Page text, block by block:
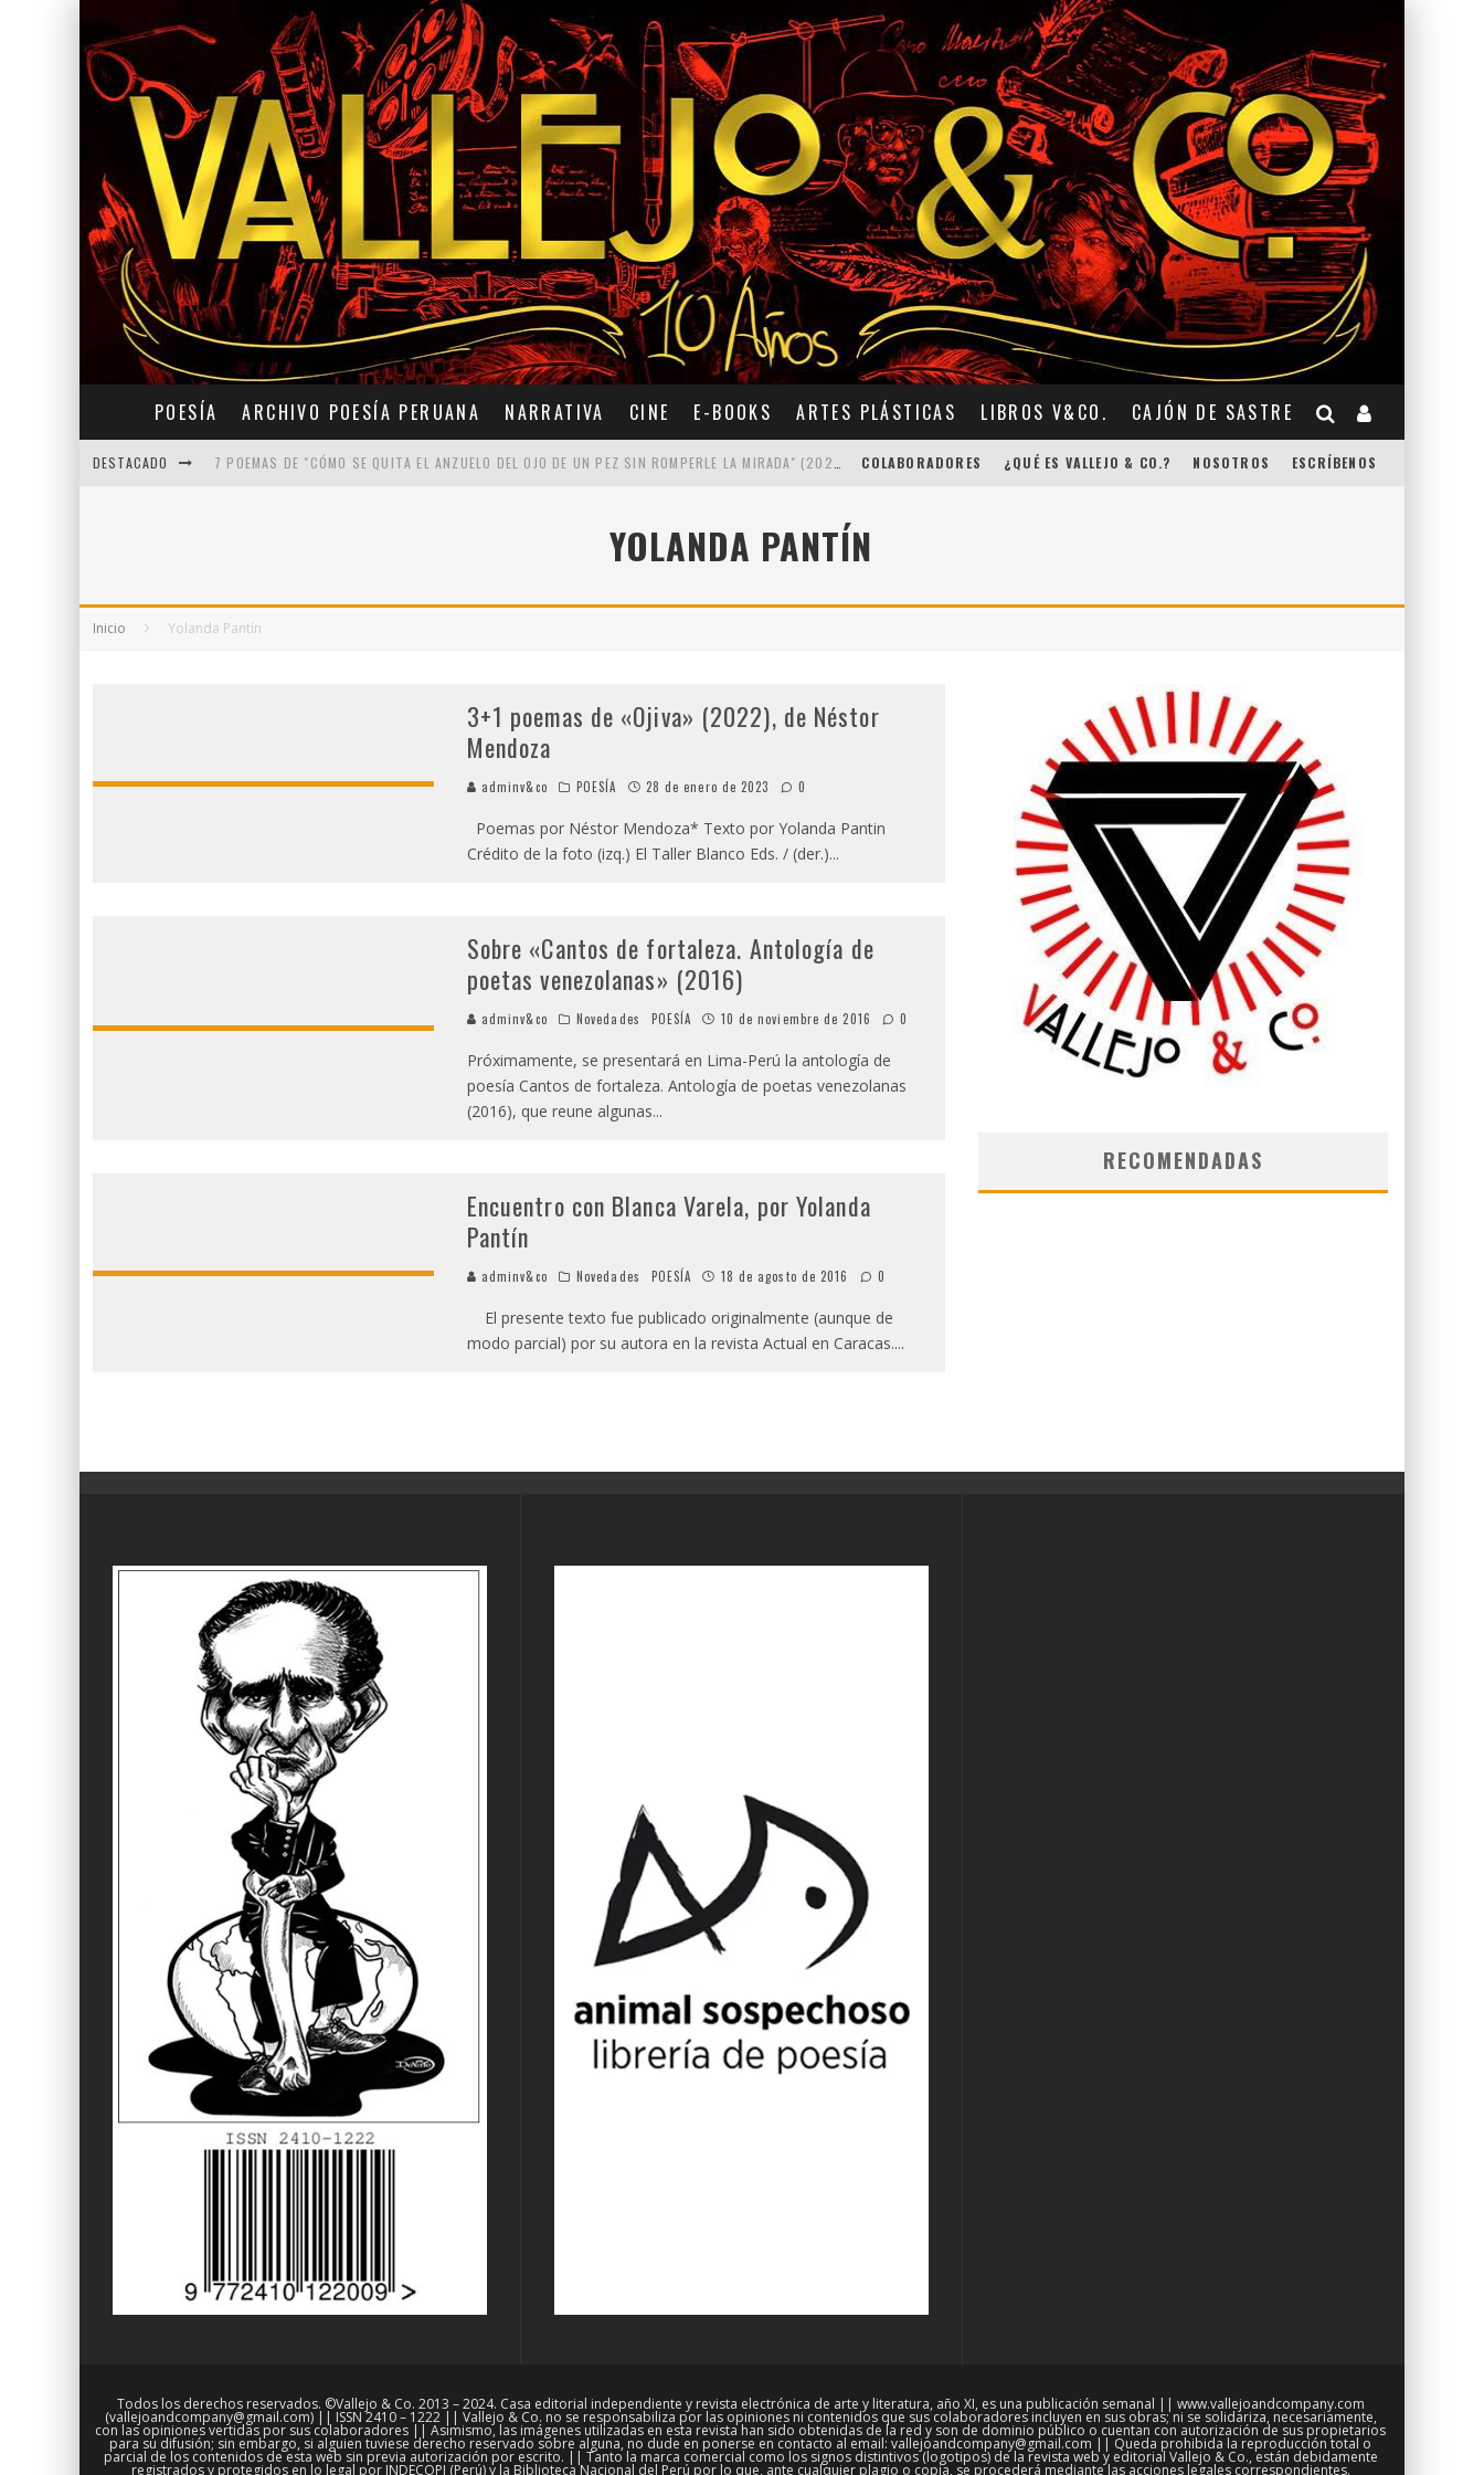
POESÍA ARCHIVO POESÍA PERUANA NARRATIVA CINE E-BOOKS ARTES PLÁSTICAS LIBROS V&CO. CAJÓN DE SASTRE
DESTACADO COLABORADORES ¿QUÉ ES VALLEJO & CO.? NOSOTROS ESCRÍBENOS
YOLANDA PANTÍN
Inicio Yolanda Pantín
3+1 poemas de «Ojiva» (2022), de Néstor
Mendoza
adminv&co POESÍA 28 de enero de 2023 0
Poemas por Néstor Mendoza* Texto por Yolanda Pantin
Crédito de la foto (izq.) El Taller Blanco Eds. / (der.)...
Sobre «Cantos de fortaleza. Antología de
poetas venezolanas» (2016)
adminv&co Novedades POESÍA 10 de noviembre de 2016 0
Próximamente, se presentará en Lima-Perú la antología de
poesía Cantos de fortaleza. Antología de poetas venezolanas
(2016), que reune algunas...
Encuentro con Blanca Varela, por Yolanda
Pantín
adminv&co Novedades POESÍA 18 de agosto de 2016 0
El presente texto fue publicado originalmente (aunque de
modo parcial) por su autora en la revista Actual en Caracas....
RECOMENDADAS
Todos los derechos reservados. ©Vallejo & Co. 2013 – 2024. Casa editorial independiente y revista electrónica de arte y literatura, año XI, es una publicación semanal || www.vallejoandcompany.com
(vallejoandcompany@gmail.com) || ISSN 2410 – 1222 || Vallejo & Co. no se responsabiliza por las opiniones ni contenidos que sus colaboradores incluyen en sus obras; ni se solidariza, necesariamente,
con las opiniones vertidas por sus colaboradores || Asimismo, las imágenes utilizadas en esta revista han sido obtenidas de la red y son de dominio público o cuentan con autorización de sus propietarios
para su difusión; sin embargo, si alguien tuviese derecho reservado sobre alguna, no dude en ponerse en contacto al email: vallejoandcompany@gmail.com || Queda prohibida la reproducción total o
parcial de los contenidos de esta web sin previa autorización por escrito. || Tanto la marca comercial como los signos distintivos (logotipos) de la revista web y editorial Vallejo & Co., están debidamente
registrados y protegidos en lo legal por INDECOPI (Perú) y la Biblioteca Nacional del Perú por lo que, ante cualquier plagio o copia, se procederá mediante las acciones legales correspondientes.